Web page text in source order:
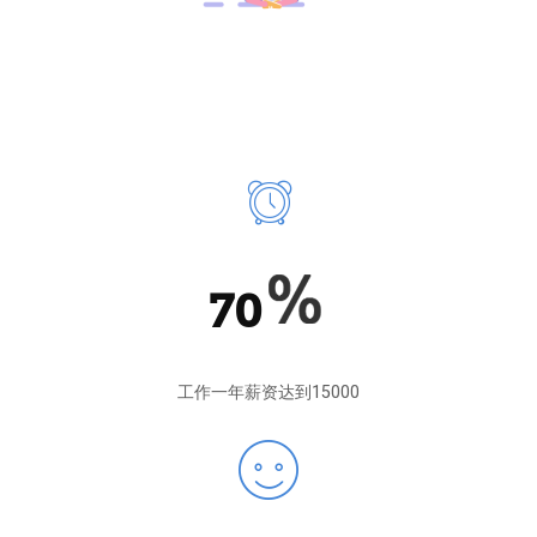
70
工作一年薪资达到15000